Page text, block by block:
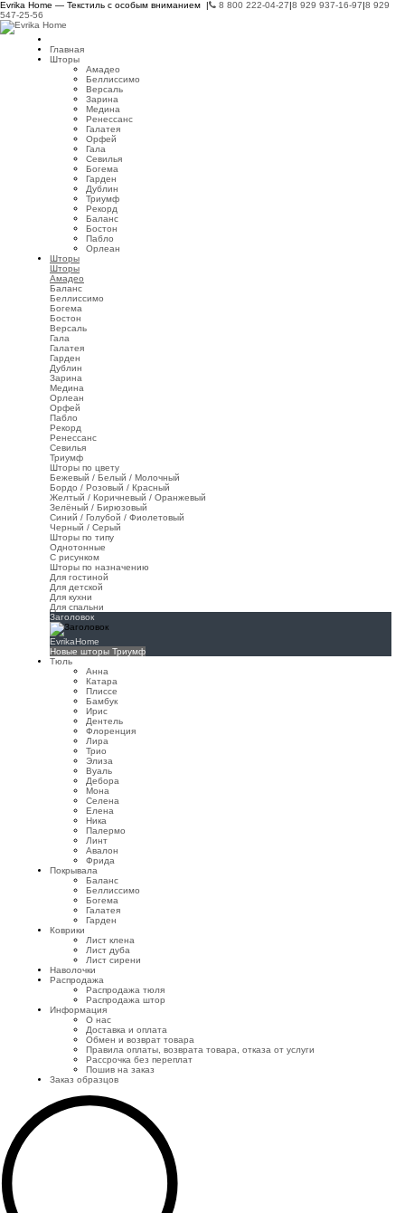
Evrika Home — Текстиль с особым вниманием | 8 800 222-04-27|8 929 937-16-97|8 929
547-25-56
Главная
Шторы
Амадео
Беллиссимо
Версаль
Зарина
Медина
Ренессанс
Галатея
Орфей
Гала
Севилья
Богема
Гарден
Дублин
Триумф
Рекорд
Баланс
Бостон
Пабло
Орлеан
Шторы
Шторы
Амадео
Баланс
Беллиссимо
Богема
Бостон
Версаль
Гала
Галатея
Гарден
Дублин
Зарина
Медина
Орлеан
Орфей
Пабло
Рекорд
Ренессанс
Севилья
Триумф
Шторы по цвету
Бежевый / Белый / Молочный
Бордо / Розовый / Красный
Желтый / Коричневый / Оранжевый
Зелёный / Бирюзовый
Синий / Голубой / Фиолетовый
Черный / Серый
Шторы по типу
Однотонные
С рисунком
Шторы по назначению
Для гостиной
Для детской
Для кухни
Для спальни
Заголовок
EvrikaHome
Новые шторы Триумф
Тюль
Анна
Катара
Плиссе
Бамбук
Ирис
Дентель
Флоренция
Лира
Трио
Элиза
Вуаль
Дебора
Мона
Селена
Елена
Ника
Палермо
Линт
Авалон
Фрида
Покрывала
Баланс
Беллиссимо
Богема
Галатея
Гарден
Коврики
Лист клена
Лист дуба
Лист сирени
Наволочки
Распродажа
Распродажа тюля
Распродажа штор
Информация
О нас
Доставка и оплата
Обмен и возврат товара
Правила оплаты, возврата товара, отказа от услуги
Рассрочка без переплат
Пошив на заказ
Заказ образцов